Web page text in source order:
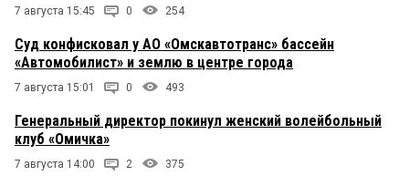
7 августа 15:45 0 254
Суд конфисковал у АО «Омскавтотранс» бассейн
«Автомобилист» и землю в центре города
7 августа 15:01 0 493
Генеральный директор покинул женский волейбольный
клуб «Омичка»
7 августа 14:00 2 375